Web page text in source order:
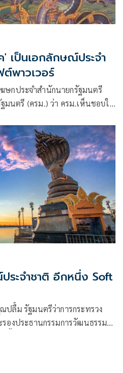
' เป็นเอกลักษณ์ประจำ
พาวเวอร์
ษกประจำสำนักนายกรัฐมนตรี
มนตรี (ครม.) ว่า ครม.เห็นชอบให้
เพื่อสร้างให้เกิดการเรียนรู้
ฒนธรรมของชาติ
ระจำชาติ อีกหนึ่ง Soft
ลื้ม รัฐมนตรีว่าการกระทรวง
องประธานกรรมการวัฒนธรรม